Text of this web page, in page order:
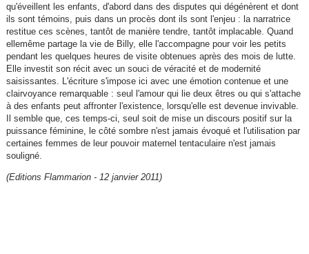
qu'éveillent les enfants, d'abord dans des disputes qui dégénèrent et dont
ils sont témoins, puis dans un procès dont ils sont l'enjeu : la narratrice
restitue ces scènes, tantôt de manière tendre, tantôt implacable. Quand
ellemême partage la vie de Billy, elle l'accompagne pour voir les petits
pendant les quelques heures de visite obtenues après des mois de lutte.
Elle investit son récit avec un souci de véracité et de modernité
saisissantes. L'écriture s'impose ici avec une émotion contenue et une
clairvoyance remarquable : seul l'amour qui lie deux êtres ou qui s'attache
à des enfants peut affronter l'existence, lorsqu'elle est devenue invivable.
Il semble que, ces temps-ci, seul soit de mise un discours positif sur la
puissance féminine, le côté sombre n'est jamais évoqué et l'utilisation par
certaines femmes de leur pouvoir maternel tentaculaire n'est jamais
souligné.
(Editions Flammarion - 12 janvier 2011)